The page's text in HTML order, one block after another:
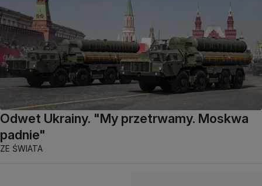
Odwet Ukrainy. "My przetrwamy. Moskwa
padnie"
ZE ŚWIATA